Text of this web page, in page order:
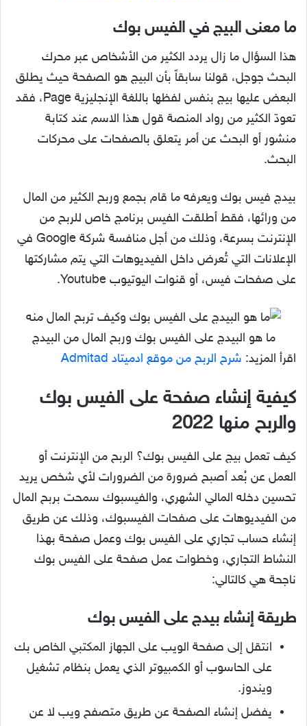
ما معنى البيج في الفيس بوك
هذا السؤال ما زال يردد الكثير من الأشخاص عبر محرك
البحث جوجل، قولنا سابقاً بأن البيج هو الصفحة حيث يطلق
البعض عليها بيج بنفس لفظها باللغة الإنجليزية Page، فقد
تعودّ الكثير من رواد المنصة قول هذا الاسم عند كتابة
منشور أو البحث عن أمر يتعلق بالصفحات على محركات
البحث.
بيدج فيس بوك ويعرفه ما قام بجمع وربح الكثير من المال
من ورائها، فقط أطلقت الفيس برنامج خاص للربح من
الإنترنت بسرعة، وذلك من أجل منافسة شركة Google في
الإعلانات التي تُعرض داخل الفيديوهات التي يتم مشاركتها
على صفحات فيس، أو قنوات اليوتيوب Youtube.
ما هو البيدج على الفيس بوك وربح المال من البيدج
اقرأ المزيد: شرح الربح من موقع ادميتاد Admitad
كيفية إنشاء صفحة على الفيس بوك
والربح منها 2022
كيف تعمل بيج على الفيس بوك؟ الربح من الإنترنت أو
العمل عن بُعد أصبح ضرورة من الضرورات لأي شخص يريد
تحسين دخله المالي الشهري، والفيسبوك سمحت بربح المال
من الفيديوهات على صفحات الفيسبوك، وذلك عن طريق
إنشاء حساب تجاري على الفيس بوك وعمل صفحة بهذا
النشاط التجاري، وخطوات عمل صفحة على الفيس بوك
ناجحة هي كالتالي:
طريقة إنشاء بيدج على الفيس بوك
انتقل إلى صفحة الويب على الجهاز المكتبي الخاص بك
على الحاسوب أو الكمبيوتر الذي يعمل بنظام تشغيل
ويندوز.
يفضل إنشاء الصفحة عن طريق متصفح ويب لا عن